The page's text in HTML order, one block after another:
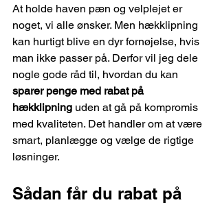
At holde haven pæn og velplejet er
noget, vi alle ønsker. Men hækklipning
kan hurtigt blive en dyr fornøjelse, hvis
man ikke passer på. Derfor vil jeg dele
nogle gode råd til, hvordan du kan
sparer penge med rabat på
hækklipning uden at gå på kompromis
med kvaliteten. Det handler om at være
smart, planlægge og vælge de rigtige
løsninger.
Sådan får du rabat på